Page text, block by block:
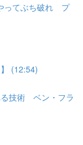
ってぶち破れ プ
(12:54)
る技術 ベン・フラ